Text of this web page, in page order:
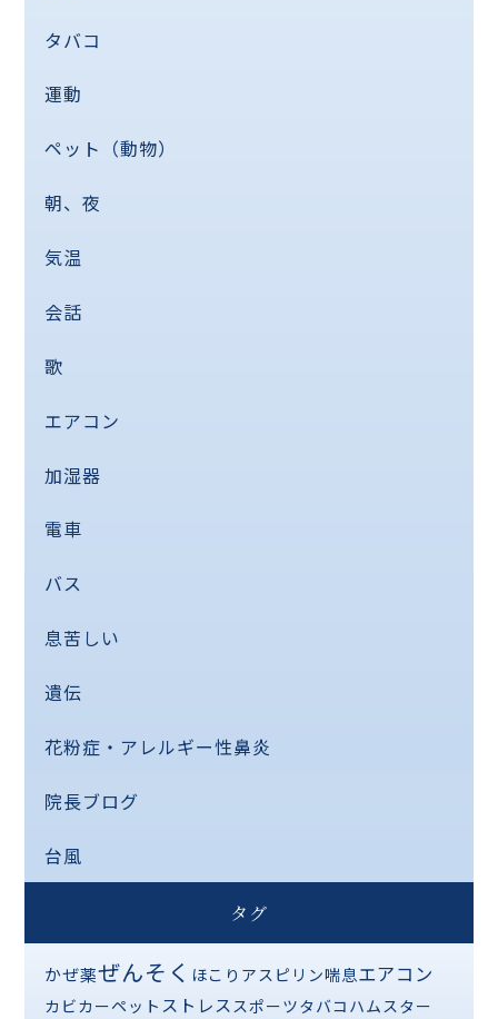
タバコ
運動
ペット（動物）
朝、夜
気温
会話
歌
エアコン
加湿器
電車
バス
息苦しい
遺伝
花粉症・アレルギー性鼻炎
院長ブログ
台風
タグ
かぜ薬ぜんそく ほこり アスピリン喘息エアコン
カビカーペット ストレススポーツタバコ ハムスター